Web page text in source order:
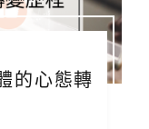
的心態轉